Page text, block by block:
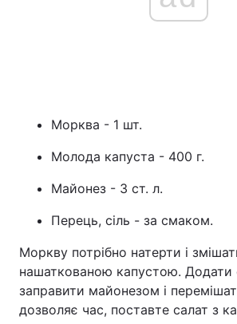
Морква - 1 шт.
Молода капуста - 400 г.
Майонез - 3 ст. л.
Перець, сіль - за смаком.
Моркву потрібно натерти і
нашаткованою капустою. Додати
заправити майонезом і
дозволяє час, поставте салат з